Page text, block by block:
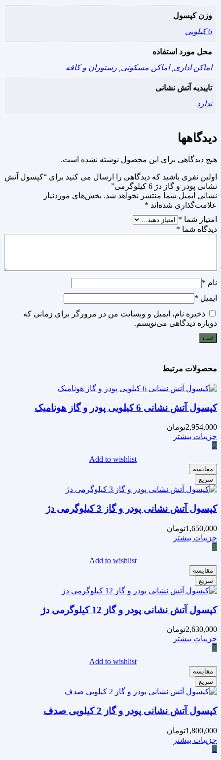
وزن کپسول
6 کیلویی
محل مورد استفاده
اماکن اداری ,اماکن مسکونی رستوران و کافه
تاییدیه آتش نشانی
ندارد
دیدگاهها
هیچ دیدگاهی برای این محصول نوشته نشده است.
اولین نفری باشید که دیدگاهی را ارسال می کنید برای “کپسول آتش
نشانی پودر و گاز دژ 6 کیلوگرمی”
نشانی ایمیل شما منتشر نخواهد شد. بخش‌های موردنیاز
علامت‌گذاری شده‌اند *
امتیاز شما *
دیدگاه شما *
نام *
ایمیل *
ذخیره نام، ایمیل و وبسایت من در مرورگر برای زمانی که
دوباره دیدگاهی می‌نویسم.
محصولات مرتبط
کپسول آتش نشانی 6 کیلویی پودر و گاز هونامیک
2,954,000تومان
جزییات بیشتر
Add to wishlist
مقایسه
سریع
کپسول آتش نشانی پودر و گاز 3 کیلوگرمی دژ
1,650,000تومان
جزییات بیشتر
Add to wishlist
مقایسه
سریع
کپسول آتش نشانی پودر و گاز 12 کیلوگرمی دژ
2,630,000تومان
جزییات بیشتر
Add to wishlist
مقایسه
سریع
کپسول آتش نشانی پودر و گاز 2 کیلویی صدف
1,800,000تومان
جزییات بیشتر